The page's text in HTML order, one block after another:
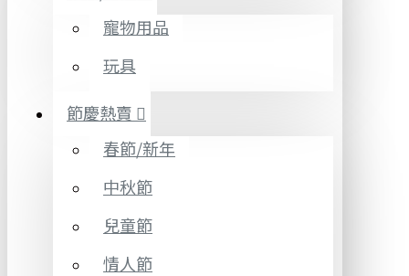
寵物用品
玩具
節慶熱賣
春節/新年
中秋節
兒童節
情人節